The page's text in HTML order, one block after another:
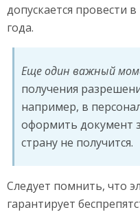
допускается провести
года.
Еще один важный
получения
например, в
оформить документ
страну не получится.
Следует помнить, что
гарантирует